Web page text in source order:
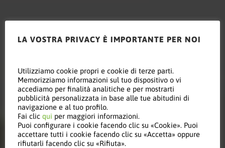
Aeroporti
Date un'occhiata alle nostre
LA VOSTRA PRIVACY È IMPORTANTE PER NOI
Utilizziamo cookie propri e cookie di terze parti.
Memorizziamo informazioni sul tuo dispositivo o vi
accediamo per finalità analitiche e per mostrarti
pubblicità personalizzata in base alle tue abitudini di
navigazione e al tuo profilo.
Fai clic qui per maggiori informazioni.
Puoi configurare i cookie facendo clic su «Cookie». Puoi
accettare tutti i cookie facendo clic su «Accetta» oppure
rifiutarli facendo clic su «Rifiuta».